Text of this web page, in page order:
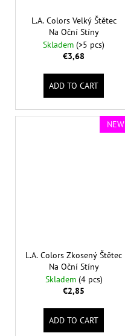
L.A. Colors Velký Štětec
Na Oční Stíny
Skladem (>5 pcs)
€3,68
ADD TO CART
NEW
L.A. Colors Zkosený Štětec
Na Oční Stíny
Skladem (4 pcs)
€2,85
ADD TO CART